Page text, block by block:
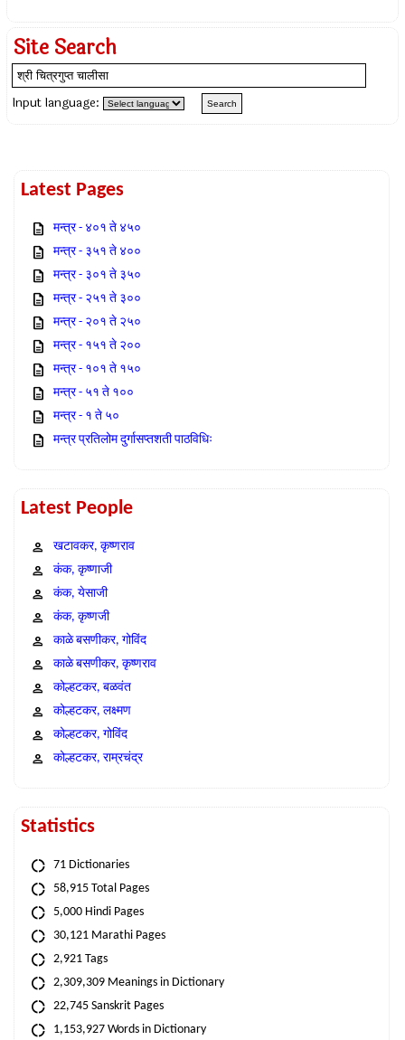
Site Search
Input language:
Latest Pages
मन्त्र - ४०१ ते ४५०
मन्त्र - ३५१ ते ४००
मन्त्र - ३०१ ते ३५०
मन्त्र - २५१ ते ३००
मन्त्र - २०१ ते २५०
मन्त्र - १५१ ते २००
मन्त्र - १०१ ते १५०
मन्त्र - ५१ ते १००
मन्त्र - १ ते ५०
मन्त्र प्रतिलोम दुर्गासप्तशती पाठविधिः
Latest People
खटावकर, कृष्णराव
कंक, कृष्णाजी
कंक, येसाजी
कंक, कृष्णजी
काळे बसणीकर, गोविंद
काळे बसणीकर, कृष्णराव
कोल्हटकर, बळवंत
कोल्हटकर, लक्ष्मण
कोल्हटकर, गोविंद
कोल्हटकर, राम्रचंद्र
Statistics
71 Dictionaries
58,915 Total Pages
5,000 Hindi Pages
30,121 Marathi Pages
2,921 Tags
2,309,309 Meanings in Dictionary
22,745 Sanskrit Pages
1,153,927 Words in Dictionary